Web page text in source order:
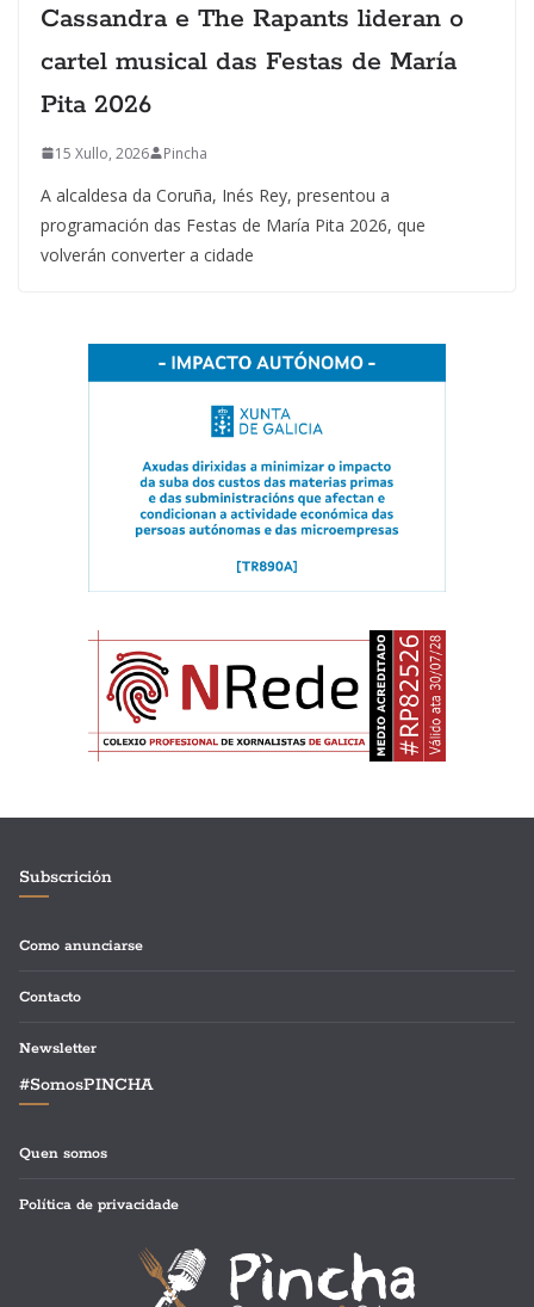
Cassandra e The Rapants lideran o
cartel musical das Festas de María
Pita 2026
15 Xullo, 2026 Pincha
A alcaldesa da Coruña, Inés Rey, presentou a
programación das Festas de María Pita 2026, que
volverán converter a cidade
Subscrición
Como anunciarse
Contacto
Newsletter
#SomosPINCHA
Quen somos
Política de privacidade